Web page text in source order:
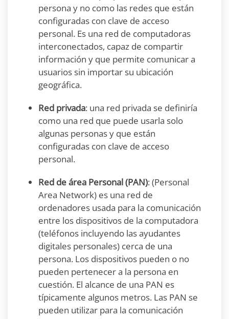
persona y no como las redes que están
configuradas con clave de acceso
personal. Es una red de computadoras
interconectados, capaz de compartir
información y que permite comunicar a
usuarios sin importar su ubicación
geográfica.
Red privada: una red privada se definiría
como una red que puede usarla solo
algunas personas y que están
configuradas con clave de acceso
personal.
Red de área Personal (PAN): (Personal
Area Network) es una red de
ordenadores usada para la comunicación
entre los dispositivos de la computadora
(teléfonos incluyendo las ayudantes
digitales personales) cerca de una
persona. Los dispositivos pueden o no
pueden pertenecer a la persona en
cuestión. El alcance de una PAN es
típicamente algunos metros. Las PAN se
pueden utilizar para la comunicación